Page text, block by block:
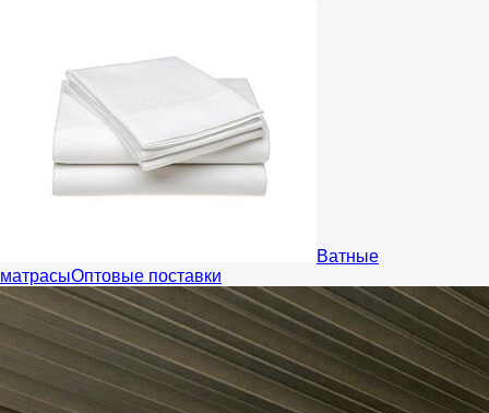
Ватные
матрасыОптовые поставки